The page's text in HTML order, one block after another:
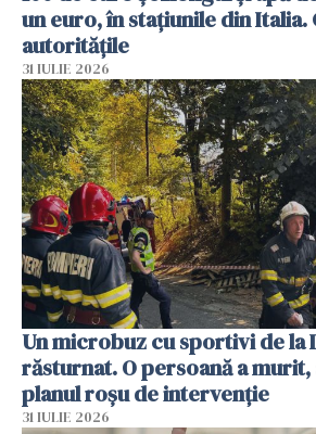
un euro, în stațiunile din Italia.
autoritățile
31 IULIE 2026
Un microbuz cu sportivi de la
răsturnat. O persoană a
planul roșu de intervenție
31 IULIE 2026